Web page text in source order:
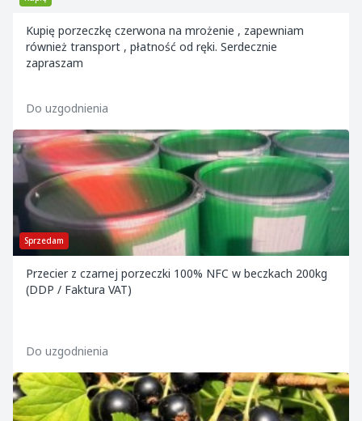
Kupię porzeczkę czerwona na mrożenie , zapewniam
również transport , płatność od ręki. Serdecznie
zapraszam
Do uzgodnienia
Sprzedam
Przecier z czarnej porzeczki 100% NFC w beczkach 200kg
(DDP / Faktura VAT)
Do uzgodnienia